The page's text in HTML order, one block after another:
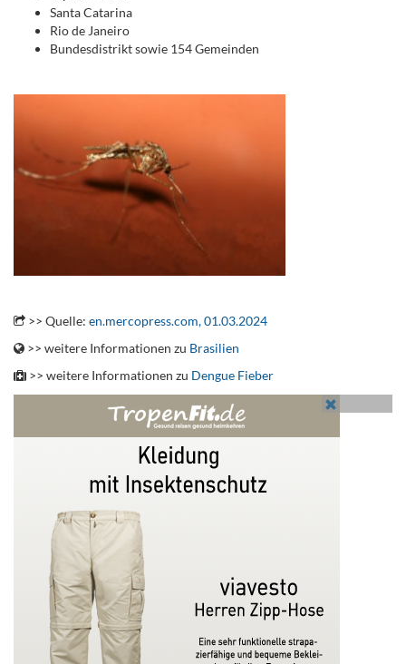
Santa Catarina
Rio de Janeiro
Bundesdistrikt sowie 154 Gemeinden
>> Quelle: en.mercopress.com, 01.03.2024
>> weitere Informationen zu Brasilien
>> weitere Informationen zu Dengue Fieber